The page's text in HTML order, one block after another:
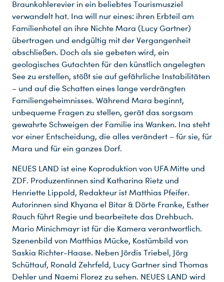
Braunkohlerevier in ein beliebtes Tourismusziel
verwandelt hat. Ina will nur eines: ihren Erbteil am
Familienhotel an ihre Nichte Mara (Lucy Gartner)
übertragen und endgültig mit der Vergangenheit
abschließen. Doch als sie gebeten wird, ein
geologisches Gutachten für den künstlich angelegten
See zu erstellen, stößt sie auf gefährliche Instabilitäten
– und auf die Schatten eines lange verdrängten
Familiengeheimnisses. Während Mara beginnt,
unbequeme Fragen zu stellen, gerät das sorgsam
gewahrte Schweigen der Familie ins Wanken. Ina steht
vor einer Entscheidung, die alles verändert – für sie, für
Mara und für ein ganzes Dorf.
NEUES LAND ist eine Koproduktion von UFA Mitte und
ZDF. Produzentinnen sind Katharina Rietz und
Henriette Lippold, Redakteur ist Matthias Pfeifer.
Autorinnen sind Khyana el Bitar & Dörte Franke, Esther
Rauch führt Regie und bearbeitete das Drehbuch.
Mario Minichmayr ist für die Kamera verantwortlich.
Szenenbild von Matthias Mücke, Kostümbild von
Saskia Richter-Haase. Neben Jördis Triebel, Jörg
Schüttauf, Ronald Zehrfeld, Lucy Gartner sind Thomas
Dehler und Naemi Florez zu sehen. NEUES LAND wird